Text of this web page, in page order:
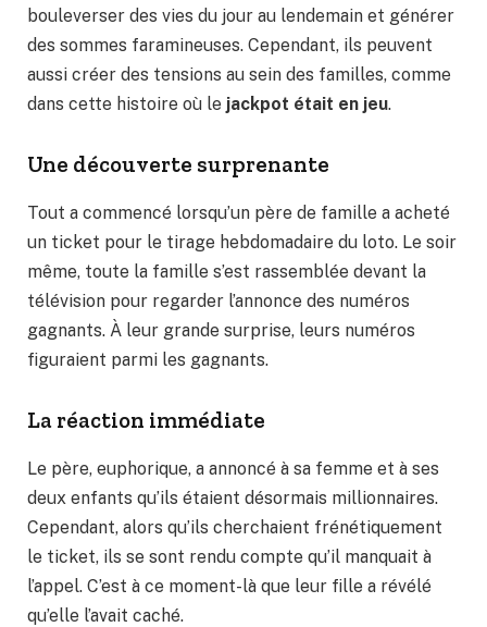
bouleverser des vies du jour au lendemain et générer
des sommes faramineuses. Cependant, ils peuvent
aussi créer des tensions au sein des familles, comme
dans cette histoire où le jackpot était en jeu.
Une découverte surprenante
Tout a commencé lorsqu’un père de famille a acheté
un ticket pour le tirage hebdomadaire du loto. Le soir
même, toute la famille s’est rassemblée devant la
télévision pour regarder l’annonce des numéros
gagnants. À leur grande surprise, leurs numéros
figuraient parmi les gagnants.
La réaction immédiate
Le père, euphorique, a annoncé à sa femme et à ses
deux enfants qu’ils étaient désormais millionnaires.
Cependant, alors qu’ils cherchaient frénétiquement
le ticket, ils se sont rendu compte qu’il manquait à
l’appel. C’est à ce moment-là que leur fille a révélé
qu’elle l’avait caché.